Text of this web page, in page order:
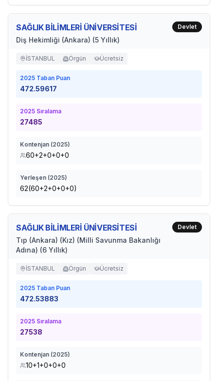
SAĞLIK BİLİMLERİ ÜNİVERSİTESİ
Diş Hekimliği (Ankara) (5 Yıllık)
Devlet
İSTANBUL Örgün Ücretsiz
2025 Taban Puan
472.59617
2025 Sıralama
27485
Kontenjan (2025)
60+2+0+0+0
Yerleşen (2025)
62(60+2+0+0+0)
SAĞLIK BİLİMLERİ ÜNİVERSİTESİ
Tıp (Ankara) (Kız) (Milli Savunma Bakanlığı
Adına) (6 Yıllık)
Devlet
İSTANBUL Örgün Ücretsiz
2025 Taban Puan
472.53883
2025 Sıralama
27538
Kontenjan (2025)
10+1+0+0+0